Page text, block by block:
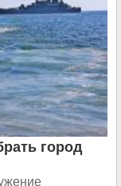
город